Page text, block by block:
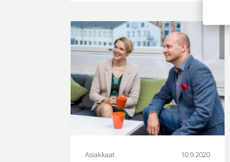
Asiakkaat 10.9.2020